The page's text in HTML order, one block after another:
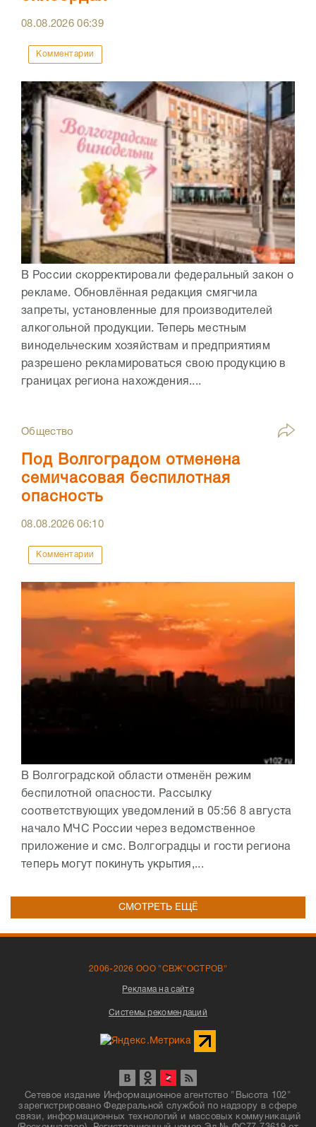
08.08.202606:39
Комментарии
В России скорректировали федеральный закон о
рекламе. Обновлённая редакция смягчила
запреты, установленные для производителей
алкогольной продукции. Теперь местным
винодельческим хозяйствам и предприятиям
разрешено рекламироваться свою продукцию в
границах региона нахождения....
Общество
Под Волгоградом отменена
семичасовая беспилотная
опасность
08.08.202606:10
Комментарии
В Волгоградской области отменён режим
беспилотной опасности. Рассылку
соответствующих уведомлений в 05:56 8 августа
начало МЧС России через ведомственное
приложение и смс. Волгоградцы и гости региона
теперь могут покинуть укрытия,...
СМОТРЕТЬ ЕЩЁ
2006-2026 ООО "СВЖ"ОСТРОВ"
Реклама на сайте
Системы рекомендаций
Сетевое издание Информационное агентство "Высота 102"
зарегистрировано Федеральной службой по надзору в сфере
связи, информационных технологий и массовых коммуникаций